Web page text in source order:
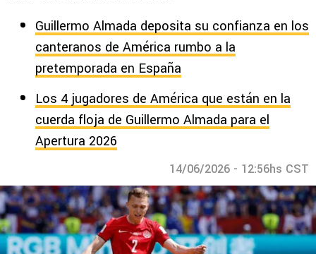
Guillermo Almada deposita su confianza en los
canteranos de América rumbo a la
pretemporada en España
Los 4 jugadores de América que están en la
cuerda floja de Guillermo Almada para el
Apertura 2026
14/06/2026 - 12:56hs CST